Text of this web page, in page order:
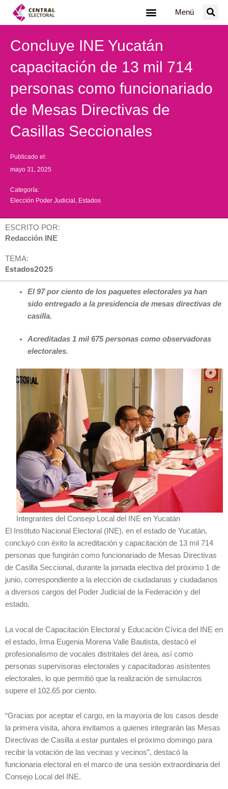
Menú
Concluye INE Yucatán
capacitación de 13 mil 714
personas como funcionariado
de Mesas Directivas de
Casillas Seccionales
Publicado el:
mayo 31, 2025
Categoría:
Elección Poder Judicial Estados
ESCRITO POR:
Redacción INE
TEMA:
Estados2025
El 97 por ciento de los paquetes electorales ya han
sido entregado a la presidencia de mesas directivas de
casilla.
Acreditadas 1 mil 675 personas como observadoras
electorales.
Integrantes del Consejo Local del INE en Yucatán
El Instituto Nacional Electoral (INE), en el estado de Yucatán,
concluyó con éxito la acreditación y capacitación de 13 mil 714
personas que fungirán como funcionariado de Mesas Directivas
de Casilla Seccional, durante la jornada electiva del próximo 1 de
junio, correspondiente a la elección de ciudadanas y ciudadanos
a diversos cargos del Poder Judicial de la Federación y del
estado.
La vocal de Capacitación Electoral y Educación Cívica del INE en
el estado, Irma Eugenia Morena Valle Bautista, destacó el
profesionalismo de vocales distritales del área, así como
personas supervisoras electorales y capacitadoras asistentes
electorales, lo que permitió que la realización de simulacros
supere el 102.65 por ciento.
“Gracias por aceptar el cargo, en la mayoría de los casos desde
la primera visita, ahora invitamos a quienes integrarán las Mesas
Directivas de Casilla a estar puntales el próximo domingo para
recibir la votación de las vecinas y vecinos”, destacó la
funcionaria electoral en el marco de una sesión extraordinaria del
Consejo Local del INE.